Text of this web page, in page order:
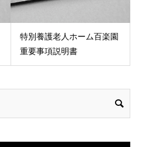
特別養護老人ホーム百楽園
重要事項説明書